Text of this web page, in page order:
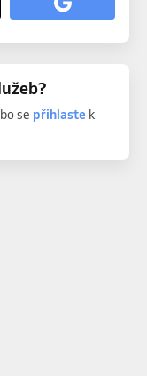
se přihlastek